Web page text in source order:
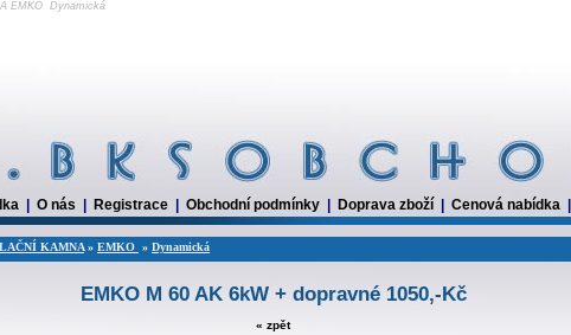
EMKO Dynamická
O nás Registrace Obchodní podmínky Doprava zboží Cenová nabídka
KAMNA» EMKO » Dynamická
EMKO M 60 AK 6kW + dopravné 1050,-Kč
« zpět